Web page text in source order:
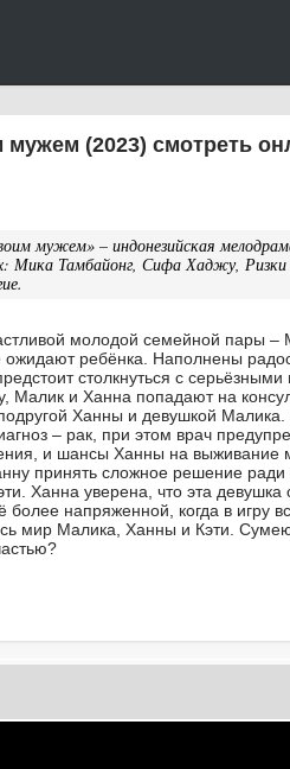
(2023) смотреть
мужем» – индонезийская
Мика Тамбайонг, Сифа Хаджу,
молодой семейной пары –
ребёнка. Наполнены
столкнуться с
Малик и Ханна попадают на
Ханны и девушкой Малика.
– рак, при этом врач
и шансы Ханны на
принять сложное решение
Ханна уверена, что эта
напряженной, когда в игру
мир Малика, Ханны и Кэти.